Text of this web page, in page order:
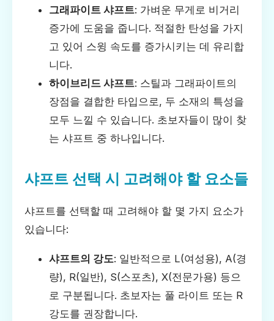
그래파이트 샤프트: 가벼운 무게로 비거리
증가에 도움을 줍니다. 적절한 탄성을 가지
고 있어 스윙 속도를 증가시키는 데 유리합
니다.
하이브리드 샤프트: 스틸과 그래파이트의
장점을 결합한 타입으로, 두 소재의 특성을
모두 느낄 수 있습니다. 초보자들이 많이 찾
는 샤프트 중 하나입니다.
샤프트 선택 시 고려해야 할 요소들
샤프트를 선택할 때 고려해야 할 몇 가지 요소가
있습니다:
샤프트의 강도: 일반적으로 L(여성용), A(경
량), R(일반), S(스포츠), X(전문가용) 등으
로 구분됩니다. 초보자는 풀 라이트 또는 R
강도를 권장합니다.